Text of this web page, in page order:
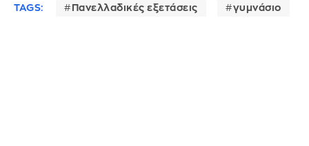
TAGS: Πανελλαδικές εξετάσεις γυμνάσιο